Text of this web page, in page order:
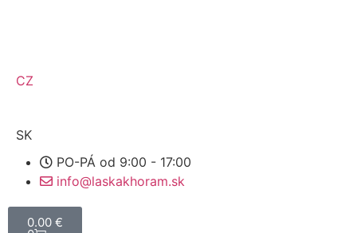
CZ
SK
PO-PÁ od 9:00 - 17:00
info@laskakhoram.sk
0.00 €